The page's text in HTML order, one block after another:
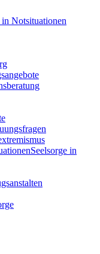
Notsituationen
Seelsorge in